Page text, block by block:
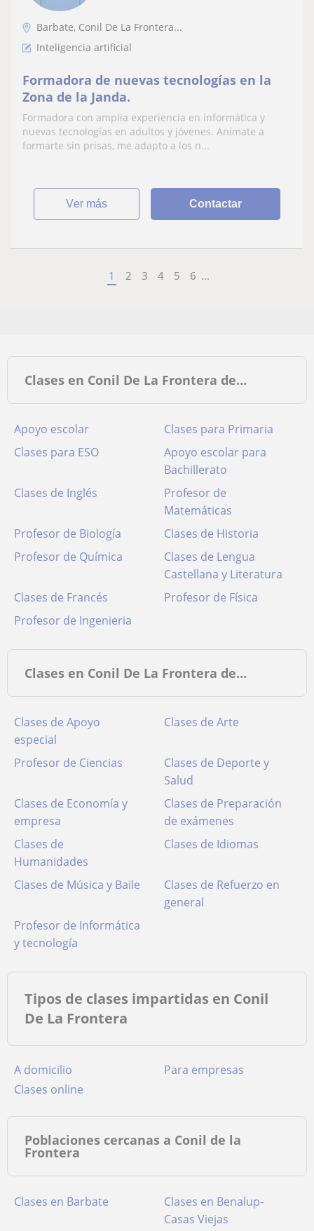
Barbate, Conil De La Frontera...
Inteligencia artificial
Formadora de nuevas tecnologías en la
Zona de la Janda.
Formadora con amplia experiencia en informática y
nuevas tecnologías en adultos y jóvenes. Anímate a
formarte sin prisas, me adapto a los n...
ver más Contactar
1 2 3 4 5 6 ...
Clases en Conil De La Frontera de…
Apoyo escolar
Clases para Primaria
Clases para ESO
Apoyo escolar para
Bachillerato
Clases de Inglés
Profesor de
Matemáticas
Profesor de Biología
Clases de Historia
Profesor de Química
Clases de Lengua
Castellana y Literatura
Clases de Francés
Profesor de Física
Profesor de Ingenieria
Clases en Conil De La Frontera de…
Clases de Apoyo
especial
Clases de Arte
Profesor de Ciencias
Clases de Deporte y
Salud
Clases de Economía y
empresa
Clases de Preparación
de exámenes
Clases de
Humanidades
Clases de Idiomas
Clases de Música y Baile
Clases de Refuerzo en
general
Profesor de Informática
y tecnología
Tipos de clases impartidas en Conil
De La Frontera
a domicilio
para empresas
clases online
Poblaciones cercanas a Conil de la
Frontera
Clases en Barbate
Clases en Benalup-
Casas Viejas